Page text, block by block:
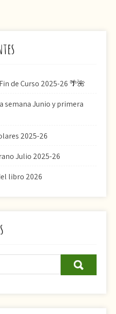
de Curso 2025-26 🌴🌺
semana Junio y primera
2025-26
Julio 2025-26
libro 2026